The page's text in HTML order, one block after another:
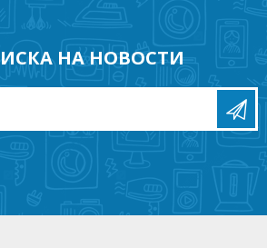
НА НОВОСТИ